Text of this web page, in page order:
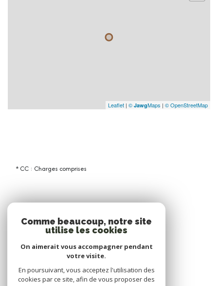
Leaflet | © JawgMaps | © OpenStreetMap
* CC : Charges comprises
Comme beaucoup, notre site
utilise les cookies
On aimerait vous accompagner pendant
votre visite.
En poursuivant, vous acceptez l'utilisation des
cookies par ce site, afin de vous proposer des